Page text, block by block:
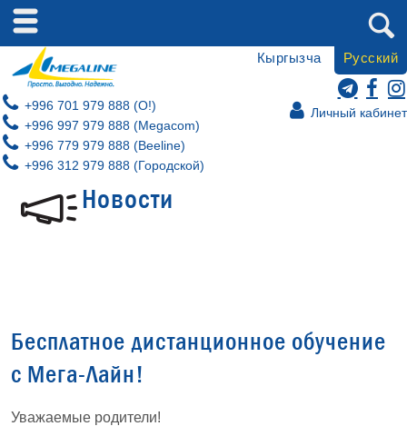
Личный кабинет
+996 701 979 888 (O!)
+996 997 979 888 (Megacom)
+996 779 979 888 (Beeline)
+996 312 979 888 (Городской)
Кыргызча Русский
Новости
Бесплатное дистанционное обучение
с Мега-Лайн!
Уважаемые родители!